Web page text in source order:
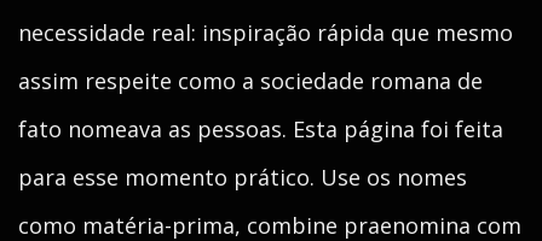
necessidade real: inspiração rápida que mesmo
assim respeite como a sociedade romana de
fato nomeava as pessoas. Esta página foi feita
para esse momento prático. Use os nomes
como matéria-prima, combine praenomina com